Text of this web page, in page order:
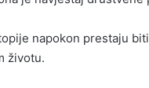
napokon prestaju
životu.